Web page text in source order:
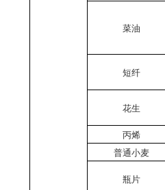
菜油
短纤
花生
丙烯
普通小麦
瓶片